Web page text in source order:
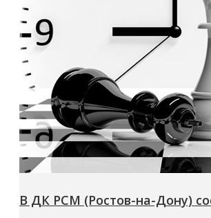
В ДК РСМ (Ростов-на-Дону)